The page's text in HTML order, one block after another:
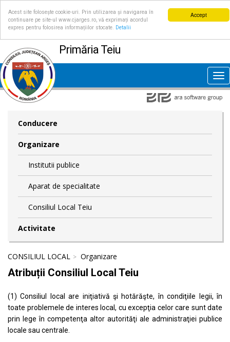
Accept
Acest site folosește cookie-uri. Prin utilizarea și navigarea în
continuare pe site-ul www.cjarges.ro, vă exprimați acordul
expres pentru folosirea informațiilor stocate.
Detalii
Primăria Teiu
Conducere
Organizare
Institutii publice
Aparat de specialitate
Consiliul Local Teiu
Activitate
CONSILIUL LOCAL Organizare
Atribuții Consiliul Local Teiu
(1) Consiliul local are iniţiativă şi hotărăşte, în condiţiile legii, în
toate problemele de interes local, cu excepţia celor care sunt date
prin lege în competenţa altor autorităţi ale administraţiei publice
locale sau centrale.